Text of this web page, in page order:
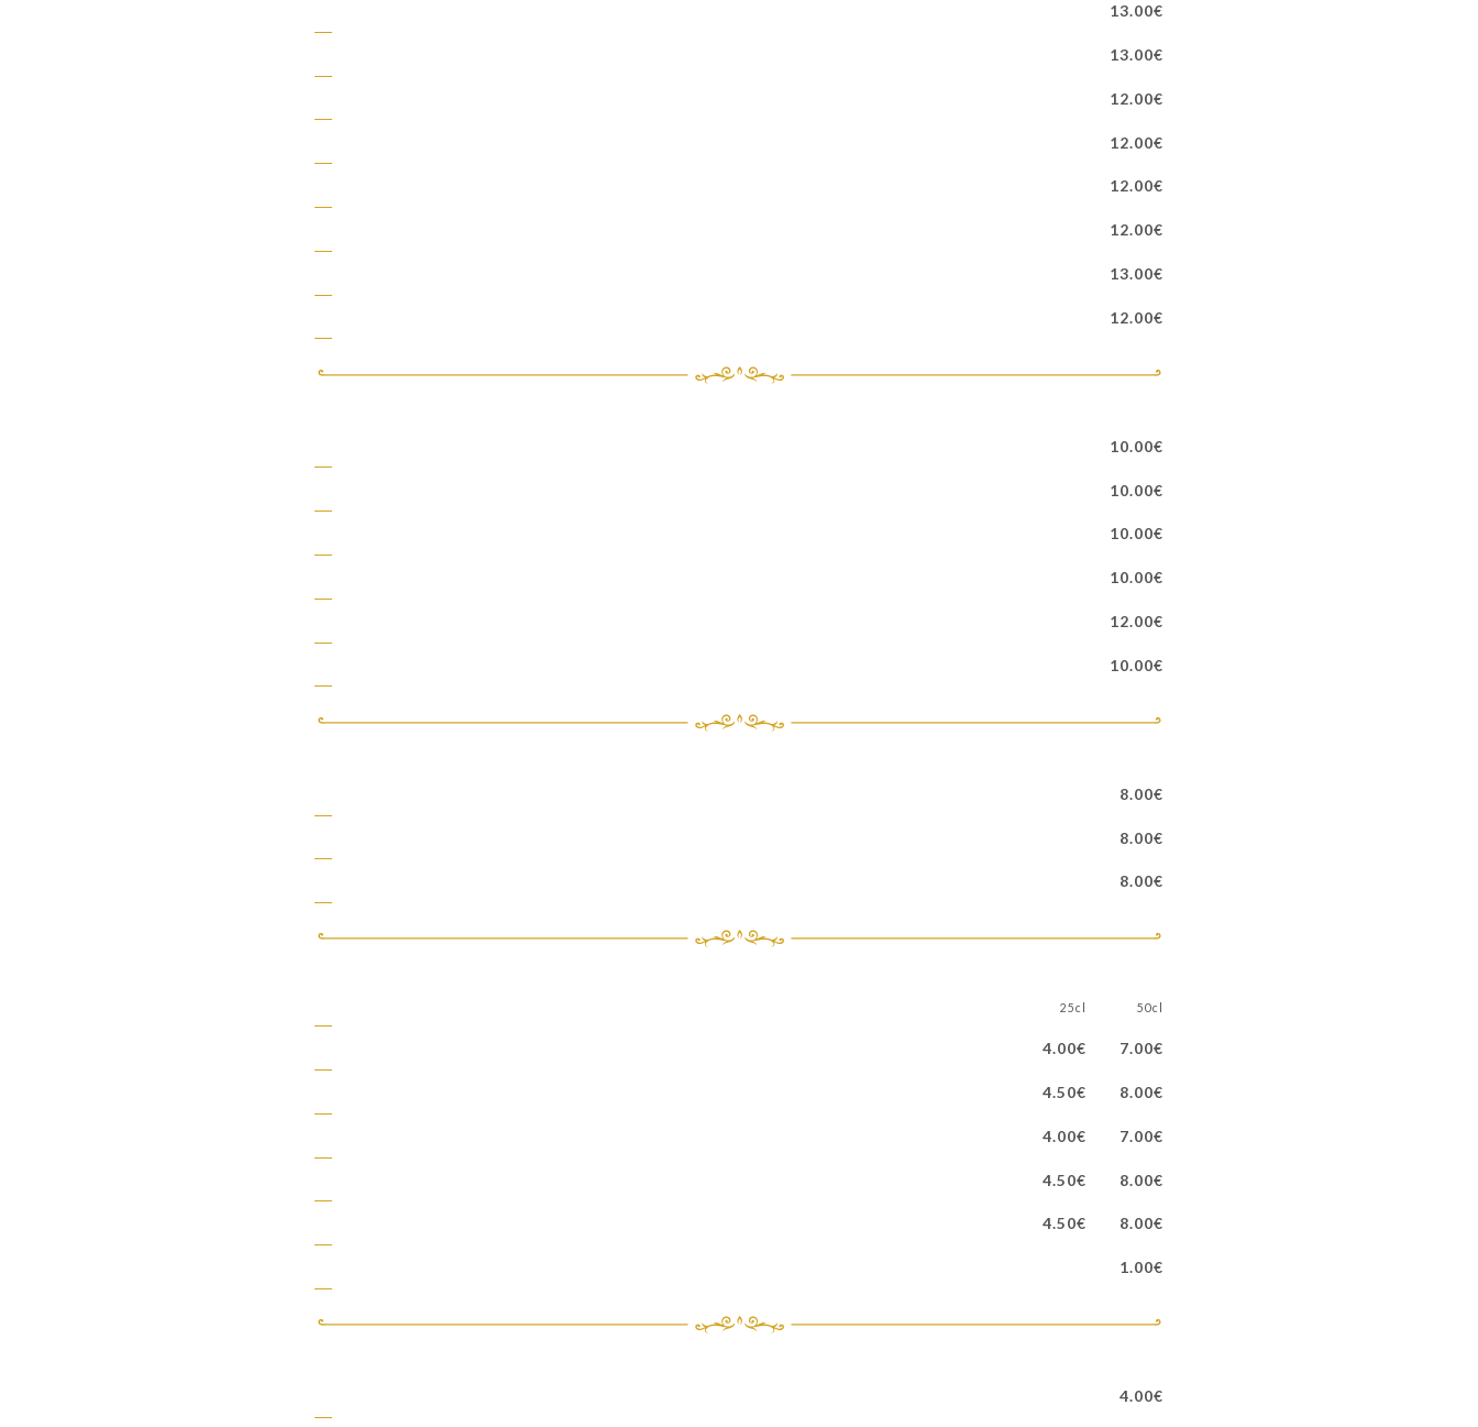
13.00€
13.00€
12.00€
12.00€
12.00€
12.00€
13.00€
12.00€
10.00€
10.00€
10.00€
10.00€
12.00€
10.00€
8.00€
8.00€
8.00€
25cl 50cl
4.00€ 7.00€
4.50€ 8.00€
4.00€ 7.00€
4.50€ 8.00€
4.50€ 8.00€
1.00€
4.00€